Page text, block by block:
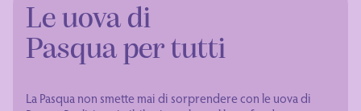
Le uova di
Pasqua per tutti
La Pasqua non smette mai di sorprendere con le uova di